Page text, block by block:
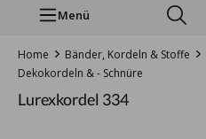
Menü
Home Bänder, Kordeln & Stoffe
Dekokordeln & - Schnüre
Lurexkordel 334